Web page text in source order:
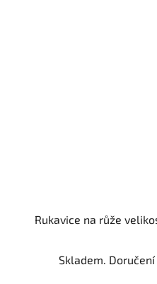
Rukavice na růže
Skladem.